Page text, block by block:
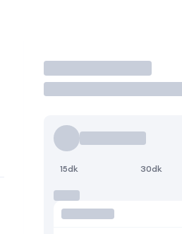
İşlem Yap
15dk 30dk